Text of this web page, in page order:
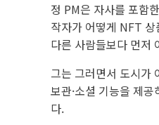
정 PM은 자사를 포함
작자가 어떻게 NFT
다른 사람들보다 먼저
그는 그러면서 도시가
보관·소셜 기능을 제
다.